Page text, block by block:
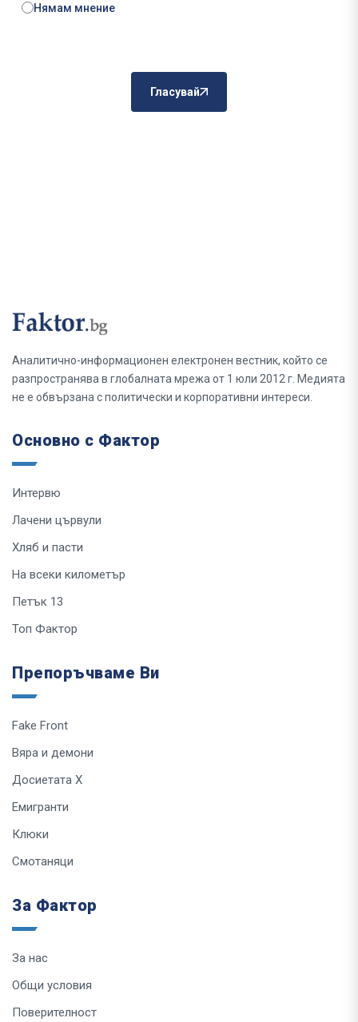
Нямам мнение
Гласувай
Аналитично-информационен електронен вестник, който се
разпространява в глобалната мрежа от 1 юли 2012 г. Медията
не е обвързана с политически и корпоративни интереси.
Основно с Фактор
Интервю
Лачени цървули
Хляб и пасти
На всеки километър
Петък 13
Топ Фактор
Препоръчваме Ви
Fake Front
Вяра и демони
Досиетата Х
Емигранти
Клюки
Смотаняци
За Фактор
За нас
Общи условия
Поверителност